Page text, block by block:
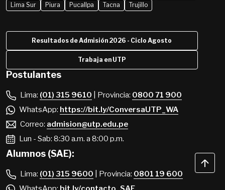
Lima Sur
Piura Pucallpa Tacna Trujillo
Resultados de Admisión 2026 - Ciclo Agosto
Trabaja en UTP
Postulantes
Lima: (01) 315 9610 | Provincia: 0800 71 900
WhatsApp: https://bit.ly/ConversaUTP_WA
Correo: admision@utp.edu.pe
Lun - Sab: 8:30 a.m. a 8:00 p.m.
Alumnos (SAE):
Lima: (01) 315 9600 | Provincia: 0801 19 600